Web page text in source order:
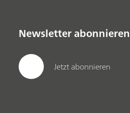
Newsletter abonnieren
Jetzt abonnieren